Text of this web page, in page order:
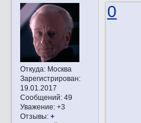
Откуда:Москва
Зарегистрирован:
19.01.2017
Сообщений:49
Уважение: +3
Отзывы: +
0